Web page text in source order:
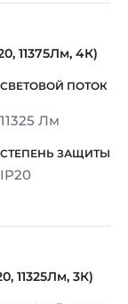
11375Лм, 4К)
11325 Лм
IP20
11325Лм, 3К)